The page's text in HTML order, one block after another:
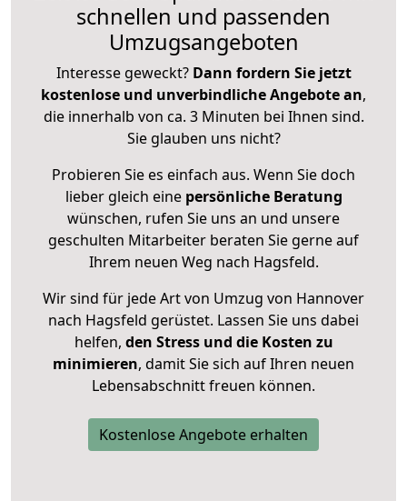
schnellen und passenden
Umzugsangeboten
Interesse geweckt? Dann fordern Sie jetzt
kostenlose und unverbindliche Angebote an,
die innerhalb von ca. 3 Minuten bei Ihnen sind.
Sie glauben uns nicht?
Probieren Sie es einfach aus. Wenn Sie doch
lieber gleich eine persönliche Beratung
wünschen, rufen Sie uns an und unsere
geschulten Mitarbeiter beraten Sie gerne auf
Ihrem neuen Weg nach Hagsfeld.
Wir sind für jede Art von Umzug von Hannover
nach Hagsfeld gerüstet. Lassen Sie uns dabei
helfen, den Stress und die Kosten zu
minimieren, damit Sie sich auf Ihren neuen
Lebensabschnitt freuen können.
Kostenlose Angebote erhalten